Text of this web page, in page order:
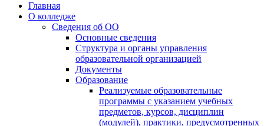
Главная
О колледже
Сведения об ОО
Основные сведения
Структура и органы управления
образовательной организацией
Документы
Образование
Реализуемые образовательные
программы с указанием учебных
предметов, курсов, дисциплин
(модулей), практики, предусмотренных